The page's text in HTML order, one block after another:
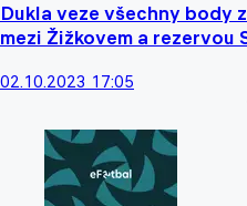
Dukla veze všechny body
mezi Žižkovem a
02.10.2023 17:05